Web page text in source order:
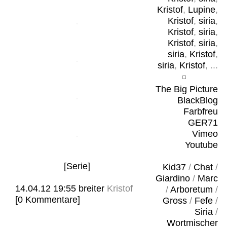
Kristof, Lupine,
Kristof, siria,
Kristof, siria,
Kristof, siria,
siria, Kristof,
siria, Kristof, ...
The Big Picture
BlackBlog
Farbfreu
GER71
Vimeo
Youtube
Kid37/ Chat/
Giardino/ Marc
/ Arboretum /
Gross/ Fefe/
Siria/
Wortmischer
[Serie]
14.04.12 19:55 breiter Kristof
[0 Kommentare]